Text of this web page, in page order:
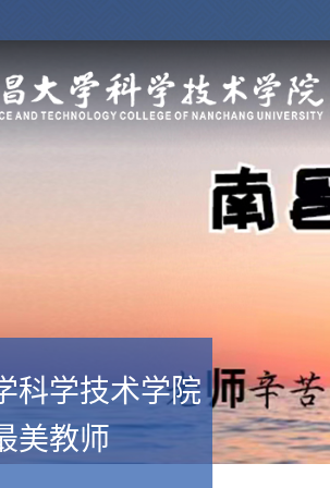
科学技术学院
美教师